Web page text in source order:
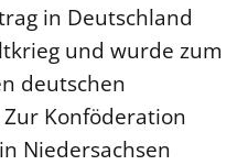
in Deutschland
und wurde zum
deutschen
Konföderation
Niedersachsen